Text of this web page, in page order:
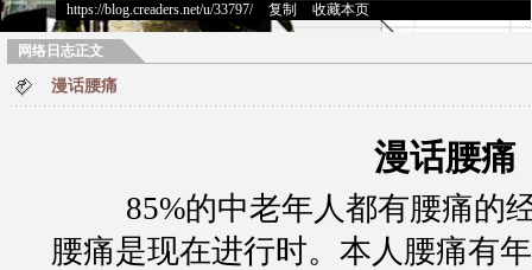
https://blog.creaders.net/u/33797/> 复制 收藏本页
网络日志正文
漫话腰痛
漫话腰痛
85%的中老年人都有腰痛的
腰痛是现在进行时。本人腰痛有